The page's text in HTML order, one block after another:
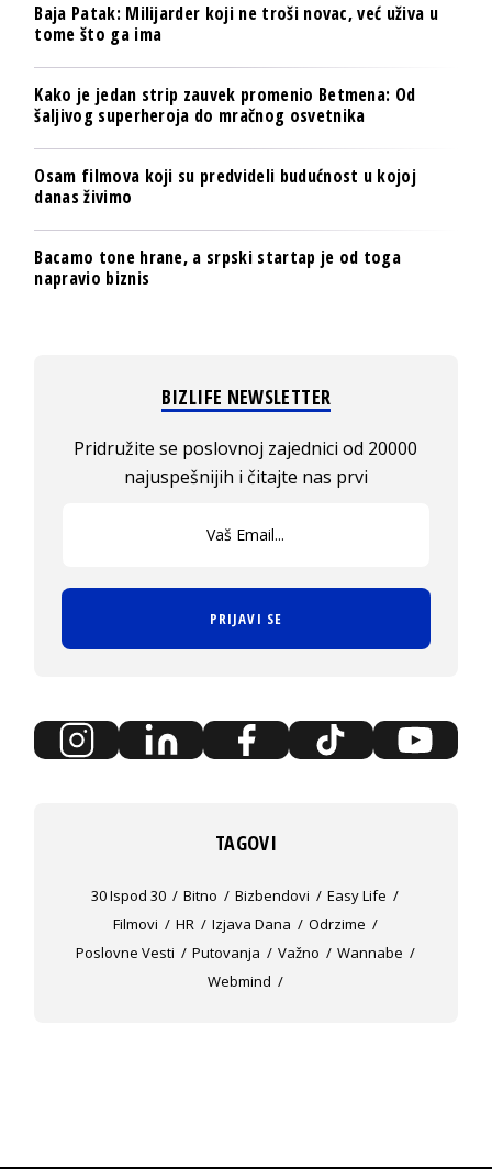
Baja Patak: Milijarder koji ne troši novac, već uživa u
tome što ga ima
Kako je jedan strip zauvek promenio Betmena: Od
šaljivog superheroja do mračnog osvetnika
Osam filmova koji su predvideli budućnost u kojoj
danas živimo
Bacamo tone hrane, a srpski startap je od toga
napravio biznis
BIZLIFE NEWSLETTER
Pridružite se poslovnoj zajednici od 20000
najuspešnijih i čitajte nas prvi
PRIJAVI SE
TAGOVI
30 Ispod 30 Bitno Bizbendovi
Easy Life
Filmovi
HR Izjava Dana
Odrzime
Poslovne Vesti
Putovanja Važno
Wannabe
Webmind